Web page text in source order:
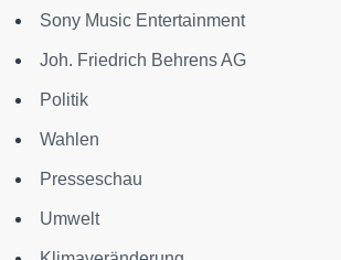
Sony Music Entertainment
Joh. Friedrich Behrens AG
Politik
Wahlen
Presseschau
Umwelt